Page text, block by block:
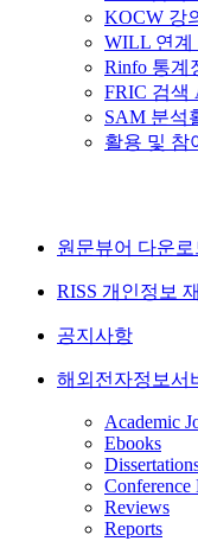
KOCW 강
WILL 연계
Rinfo 통계
FRIC 검색
SAM 분석
활용 및 참
원문뷰어 다운로
RISS 개인정보
공지사항
해외전자정보서
Academic
Ebooks
Conference
Reviews
Reports